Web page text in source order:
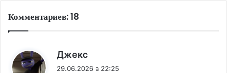
Комментариев: 18
Джекс
29.06.2026 в 22:25